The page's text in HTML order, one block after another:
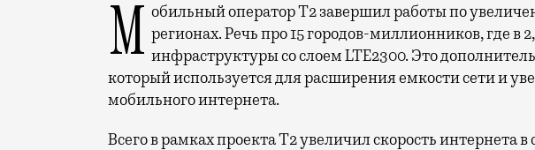
Мобильный оператор Т2 завершил работы по увеличению скорости интернета в регионах. Речь про 15 городов-миллионников, где в
инфраструктуры со слоем LTE2300. Это
который используется для расширения емкости сети и
мобильного интернета.
Всего в рамках проекта Т2 увеличил скорость интернета